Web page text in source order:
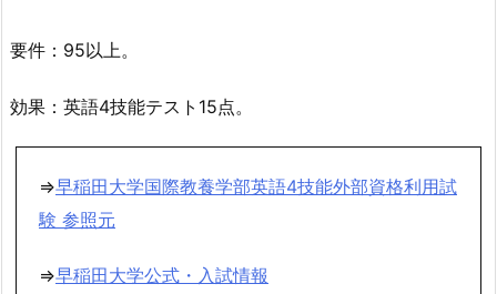
要件：95以上。
効果：英語4技能テスト15点。
⇒早稲田大学国際教養学部英語4技能外部資格利用試
験 参照元
⇒早稲田大学公式・入試情報